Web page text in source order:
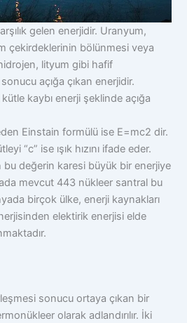
gelen enerjidir. Uranyum,
çekirdeklerinin bölünmesi veya
lityum gibi hafif
açığa çıkan enerjidir.
kaybı enerji şeklinde açığa
Einstain formülü ise E=mc2 dir.
“c” ise ışık hızını ifade eder.
değerin karesi büyük bir enerjiye
mevcut 443 nükleer santral bu
birçok ülke, enerji kaynakları
elektirik enerjisi elde
sonucu ortaya çıkan bir
olarak adlandırılır. İki